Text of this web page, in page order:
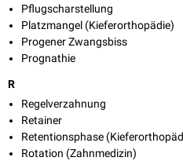
Pflugscharstellung
Platzmangel (Kieferorthopädie)
Progener Zwangsbiss
Prognathie
R
Regelverzahnung
Retainer
Retentionsphase
Rotation (Zahnmedizin)